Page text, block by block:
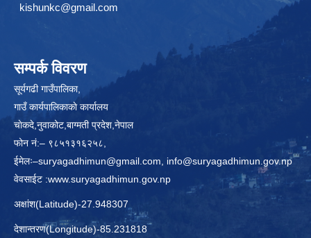
kishunkc@gmail.com
सम्पर्क विवरण
सूर्यगढी गाउँपालिका,
गाउँ कार्यपालिकाकाे कार्यालय
चाेकदे,नुवाकोट,बाग्मती प्रदेश,नेपाल
फोन नं:– ९८५१३१६२५८,
ईमेलः–suryagadhimun@gmail.com, info@suryagadhimun.gov.np
वेवसाईट :www.suryagadhimun.gov.np
अक्षांश(Latitude)-27.948307
देशान्तरण(Longitude)-85.231818